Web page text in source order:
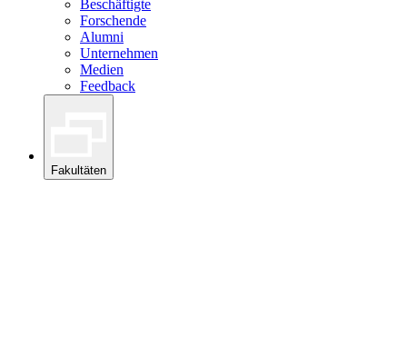
Beschäftigte
Forschende
Alumni
Unternehmen
Medien
Feedback
Fakultäten